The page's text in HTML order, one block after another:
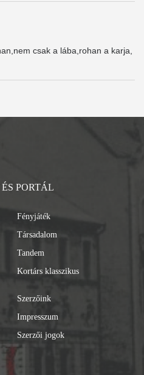
csak a lába,rohan a karja,
PORTÁL
Fényjáték
Társadalom
Tandem
Kortárs klasszikus
Szerzőink
Impresszum
Szerzői jogok